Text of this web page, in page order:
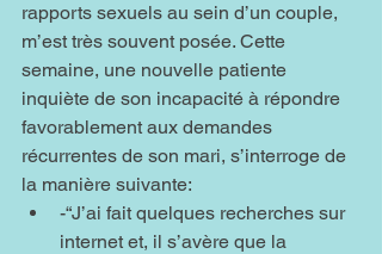
rapports sexuels au sein d’un couple,
m’est très souvent posée. Cette
semaine, une nouvelle patiente
inquiète de son incapacité à répondre
favorablement aux demandes
récurrentes de son mari, s’interroge de
la manière suivante:
-“J’ai fait quelques recherches sur
internet et, il s’avère que la